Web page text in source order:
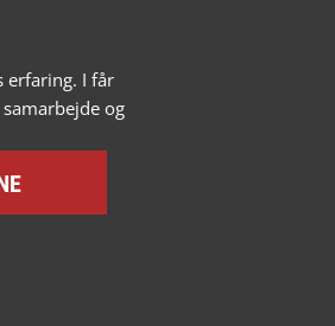
erfaring. I får
og